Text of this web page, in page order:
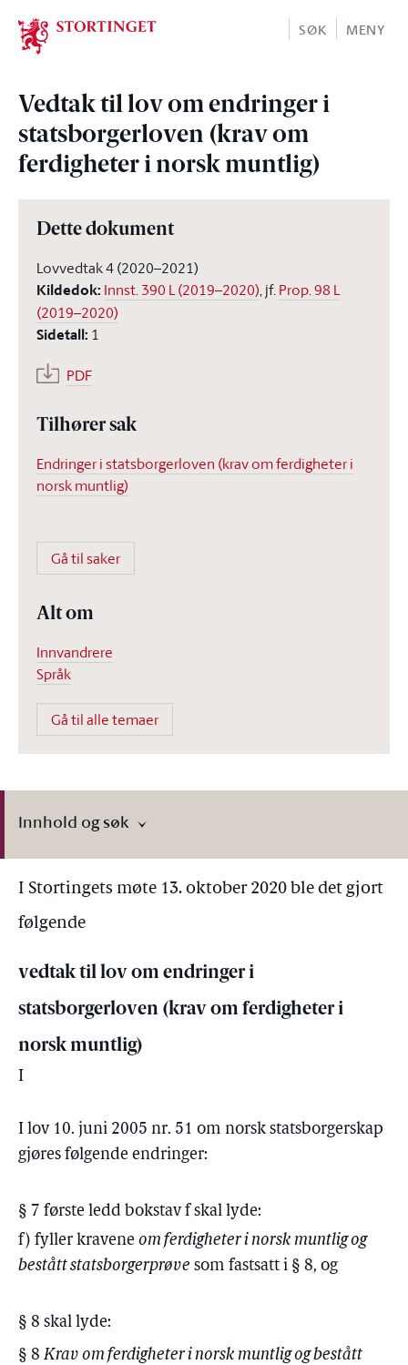
Stortinget.no
SØK MENY
Vedtak til lov om endringer i
statsborgerloven (krav om
ferdigheter i norsk muntlig)
Dette dokument
Lovvedtak 4 (2020–2021)
Kildedok: Innst. 390 L (2019–2020), jf.Prop. 98 L
(2019–2020)
Sidetall: 1
PDF
Tilhører sak
Endringer i statsborgerloven (krav om ferdigheter i
norsk muntlig)
Gå til saker
Alt om
Innvandrere
Språk
Gå til alle temaer
Innhold og søk
I Stortingets møte 13. oktober 2020 ble det gjort
følgende
vedtak til lov om endringer i
statsborgerloven (krav om ferdigheter i
norsk muntlig)
I
I lov 10. juni 2005 nr. 51 om norsk statsborgerskap
gjøres følgende endringer:
§ 7 første ledd bokstav f skal lyde:
f) fyller kravene om ferdigheter i norsk muntlig og
bestått statsborgerprøve som fastsatt i § 8, og
§ 8 skal lyde:
§ 8 Krav om ferdigheter i norsk muntlig og bestått